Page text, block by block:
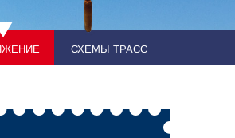
СХЕМЫ ТРАСС